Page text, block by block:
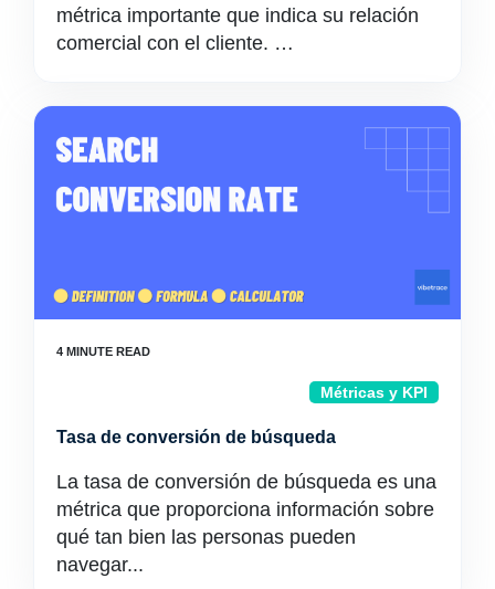
métrica importante que indica su relación
comercial con el cliente. …
Métricas y KPI
Tasa de conversión de búsqueda
La tasa de conversión de búsqueda es una
métrica que proporciona información sobre
qué tan bien las personas pueden
navegar...